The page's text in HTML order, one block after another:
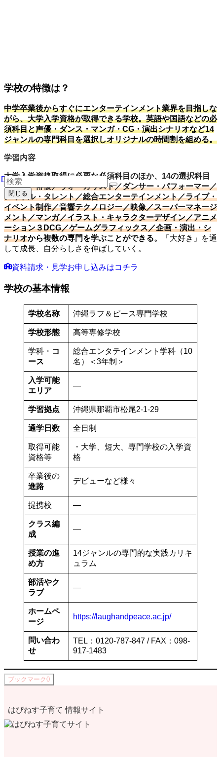
学校の特徴は？
中学卒業後からすぐにエンターテインメント業界を目指しな
がら、大学入学資格が取得できる学校。英語や国語などの必
須科目と声優・ダンス・マンガ・CG・演出シナリオなど14
ジャンルの専門科目を選択しオリジナルの時間割を組める。
学習内容
大学入学資格取得に必要な必須科目のほか、14の選択科目
＝声優・俳優／ヴォーカリスト／ダンサー・パフォーマー／
アイドル・タレント／総合エンターテインメント／ライブ・
イベント制作／音響テクノロジー／映像／スーパーマネージ
メント／マンガ／イラスト・キャラクターデザイン／アニメ
ーション３DCG／ゲームグラフィックス／企画・演出・シ
ナリオから複数の専門を学ぶことができる。
「大好き」を通
して成長、自分らしさを伸ばしていく。
資料請求・見学お申し込みはコチラ
学校の基本情報
学校名称 沖縄ラフ＆ピース専門学校
学校形態 高等専修学校
学科・ コ
ース
総合エンタテインメント学科（10
名）＜3年制＞
入学可能
エリア
—
学習拠点 沖縄県那覇市松尾2-1-29
通学日数 全日制
取得可能
資格等
・大学、短大、専門学校の入学資
格
卒業後の
進路
デビューなど様々
提携校 —
クラス編
成
—
授業の進
め方
14ジャンルの専門的な実践カリキ
ュラム
部活やク
ラブ
—
ホームペ
ージ
https://laughandpeace.ac.jp/
問い合わ
せ
TEL：0120-787-847 / FAX：098-
917-1483
ブックマーク0
はぴねす子育て 情報サイト
閉じる